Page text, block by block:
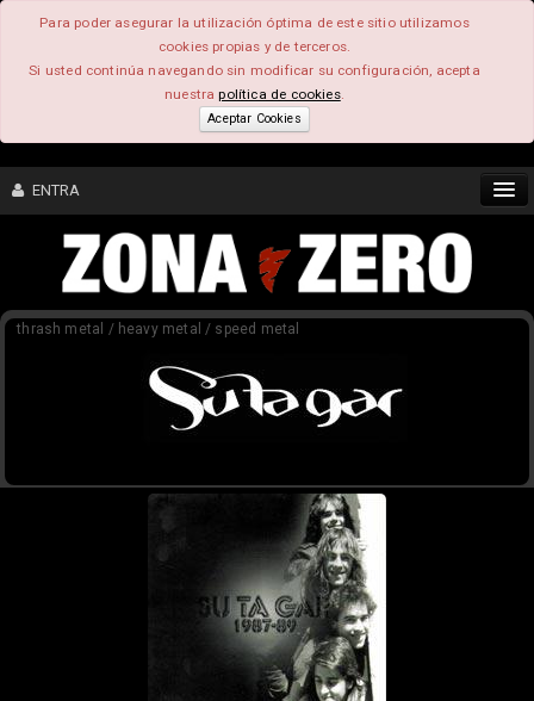
Para poder asegurar la utilización óptima de este sitio utilizamos
cookies propias y de terceros.
Si usted continúa navegando sin modificar su configuración, acepta
nuestrapolítica de cookies.
Aceptar Cookies
ENTRA
CONTENIDO
thrash metal / heavy metal / speed metal